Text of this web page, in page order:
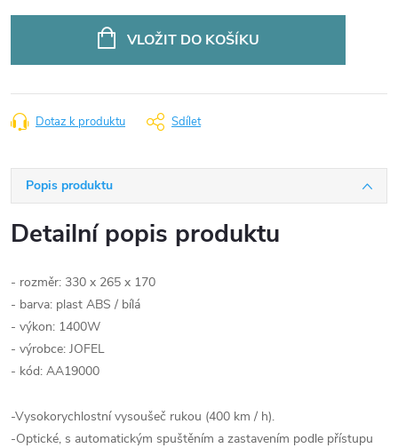
VLOŽIT DO KOŠÍKU
Dotaz k produktu Sdílet
Popis produktu
Detailní popis produktu
- rozměr: 330 x 265 x 170
- barva: plast ABS / bílá
- výkon: 1400W
- výrobce: JOFEL
- kód: AA19000
-Vysokorychlostní vysoušeč rukou (400 km / h).
-Optické, s automatickým spuštěním a zastavením podle přístupu